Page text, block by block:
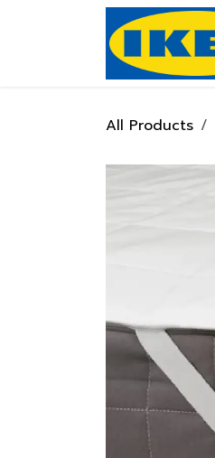
Skip to Content
All Products